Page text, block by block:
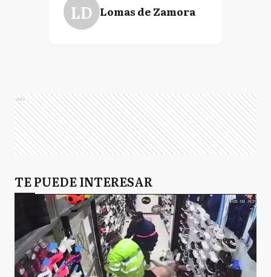
LD Lomas de Zamora
Ads
TE PUEDE INTERESAR